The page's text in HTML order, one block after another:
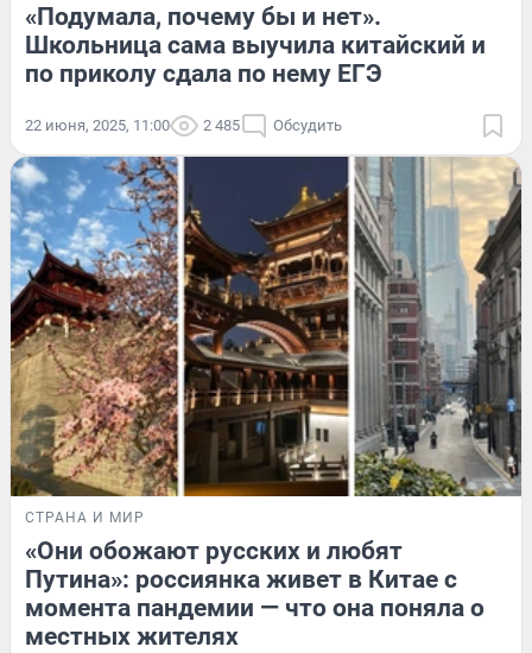
«Подумала, почему бы и нет».
Школьница сама выучила китайский и
по приколу сдала по нему ЕГЭ
22 июня, 2025, 11:00 2 485 Обсудить
СТРАНА И МИР
«Они обожают русских и любят
Путина»: россиянка живет в Китае с
момента пандемии — что она поняла о
местных жителях